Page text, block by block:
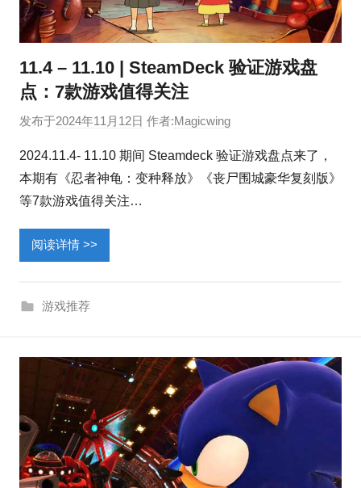
11.4 – 11.10 | SteamDeck 验证游戏盘
点：7款游戏值得关注
发布于2024年11月12日 作者:Magicwing
2024.11.4- 11.10 期间 Steamdeck 验证游戏盘点来了，
本期有《忍者神龟：变种释放》《丧尸围城豪华复刻版》
等7款游戏值得关注…
阅读详情 >>
游戏推荐